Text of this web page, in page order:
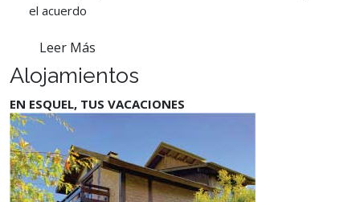
el acuerdo
Leer Más
Alojamientos
EN ESQUEL, TUS VACACIONES